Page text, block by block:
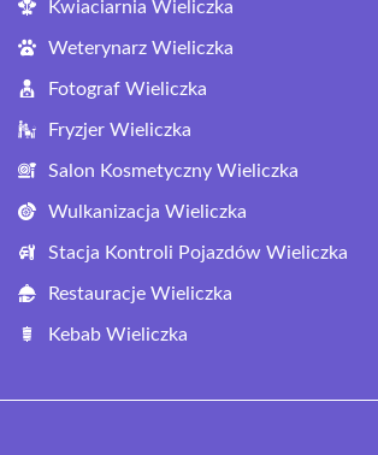
Kwiaciarnia Wieliczka
Weterynarz Wieliczka
Fotograf Wieliczka
Fryzjer Wieliczka
Salon Kosmetyczny Wieliczka
Wulkanizacja Wieliczka
Stacja Kontroli Pojazdów Wieliczka
Restauracje Wieliczka
Kebab Wieliczka